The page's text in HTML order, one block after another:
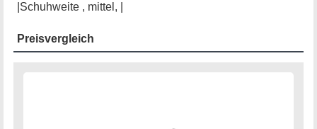
|Schuhweite , mittel, |
Preisvergleich